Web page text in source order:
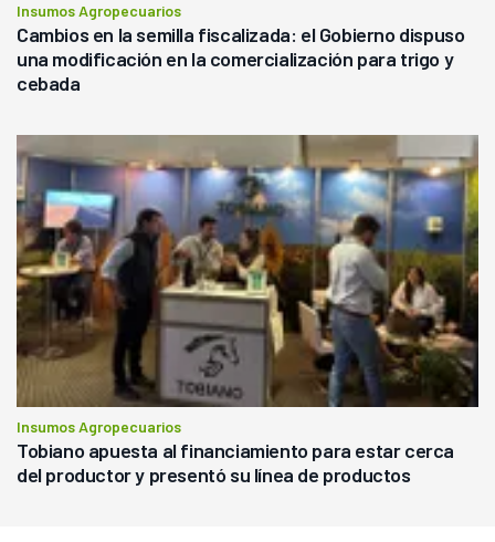
Insumos Agropecuarios
Cambios en la semilla fiscalizada: el Gobierno dispuso
una modificación en la comercialización para trigo y
cebada
Insumos Agropecuarios
Tobiano apuesta al financiamiento para estar cerca
del productor y presentó su línea de productos